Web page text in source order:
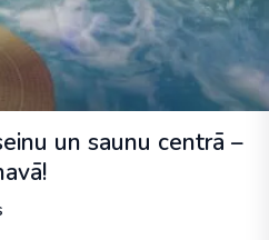
un saunu centrā –